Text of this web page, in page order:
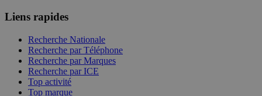
Liens rapides
Recherche Nationale
Recherche par Téléphone
Recherche par Marques
Recherche par ICE
Top activité
Top marque